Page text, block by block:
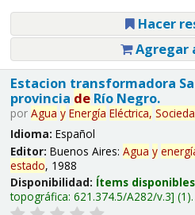
Hacer
Agregar
Estacion transformadora
provincia deRío Negro.
por Agua y Energía Eléctrica,
Idioma: Español
Editor: Buenos Aires: Agua y
estado, 1988
Disponibilidad: Ítems
topográfica: 621.374.5/A282/v.3 (1).